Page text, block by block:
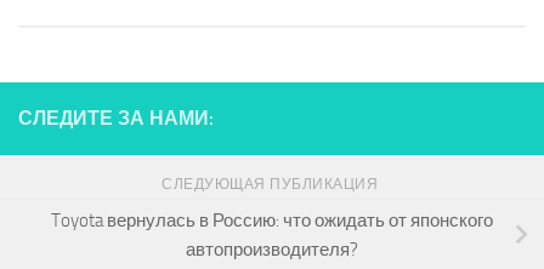
СЛЕДИТЕ ЗА НАМИ:
СЛЕДУЮЩАЯ ПУБЛИКАЦИЯ
Toyota вернулась в Россию: что ожидать от японского
автопроизводителя?